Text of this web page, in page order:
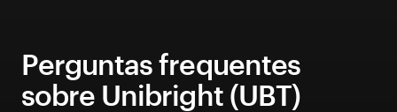
Perguntas frequentes
sobre Unibright (UBT)